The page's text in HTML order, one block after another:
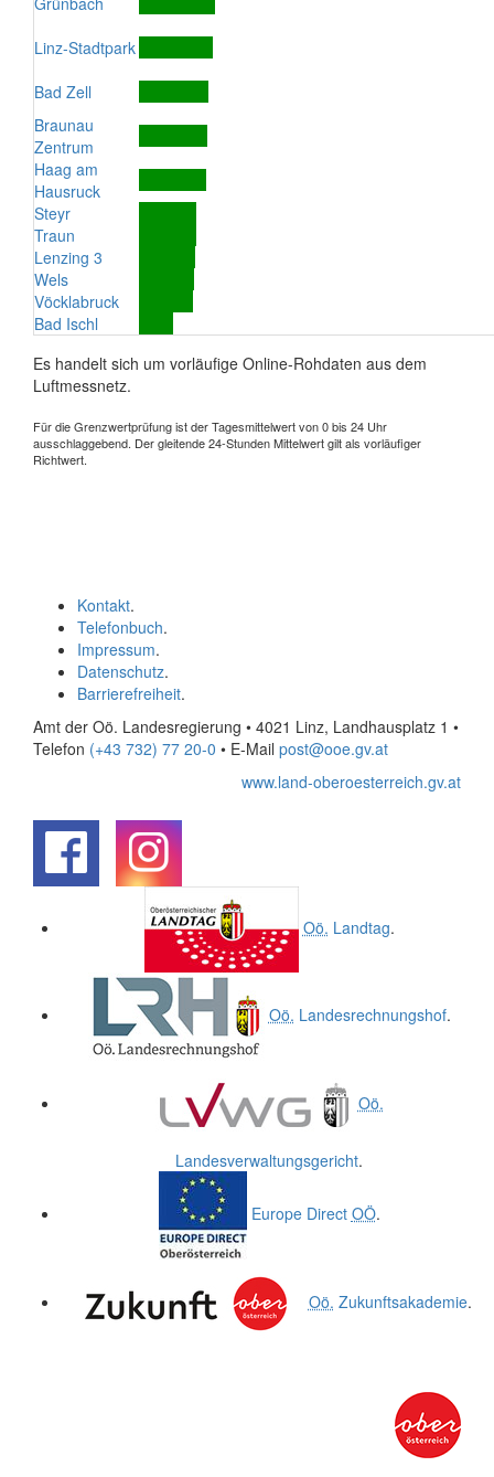
Linz-Stadtpark
Bad Zell
Braunau
Zentrum
Haag am
Hausruck
Steyr
Traun
Lenzing 3
Wels
Vöcklabruck
Bad Ischl
Es handelt sich um vorläufige Online-Rohdaten aus dem
Luftmessnetz.
Für die Grenzwertprüfung ist der Tagesmittelwert von 0 bis 24 Uhr
ausschlaggebend. Der gleitende 24-Stunden Mittelwert gilt als vorläufiger
Richtwert.
Kontakt.
Telefonbuch.
Impressum.
Datenschutz.
Barrierefreiheit.
Amt der Oö. Landesregierung • 4021 Linz, Landhausplatz 1 •
Telefon (+43 732) 77 20-0 • E-Mail post@ooe.gv.at
www.land-oberoesterreich.gv.at
Oö. Landtag.
Oö. Landesrechnungshof.
Oö.
Landesverwaltungsgericht.
Europe Direct OÖ.
Oö. Zukunftsakademie.